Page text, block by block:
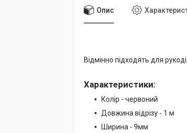
Опис
Відмінно підходять для
Характеристики:
Колір - червоний
Довжина відрізу - 1 м
Ширина - 9мм